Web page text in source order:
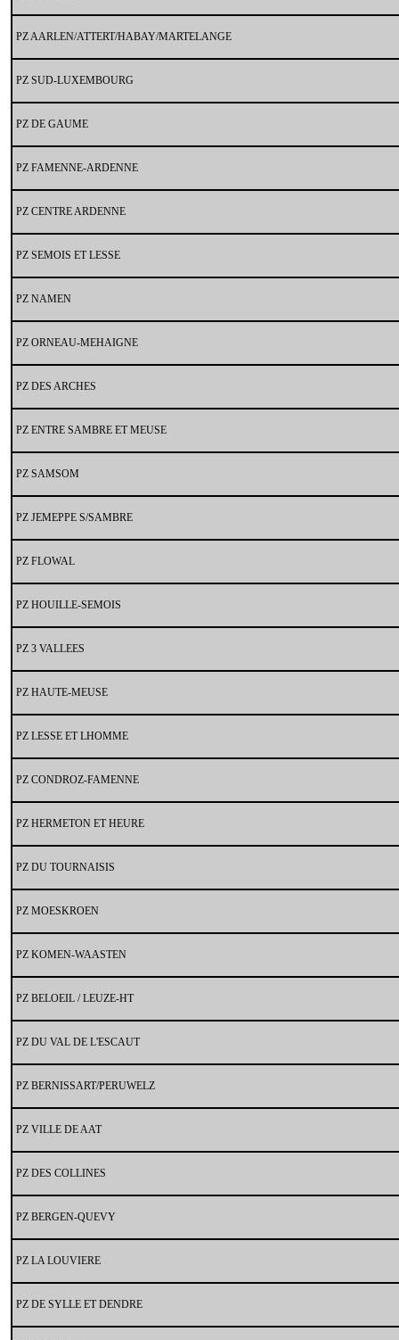
PZ AARLEN/ATTERT/HABAY/MARTELANGE
PZ SUD-LUXEMBOURG
PZ DE GAUME
PZ FAMENNE-ARDENNE
PZ CENTRE ARDENNE
PZ SEMOIS ET LESSE
PZ NAMEN
PZ ORNEAU-MEHAIGNE
PZ DES ARCHES
PZ ENTRE SAMBRE ET MEUSE
PZ SAMSOM
PZ JEMEPPE S/SAMBRE
PZ FLOWAL
PZ HOUILLE-SEMOIS
PZ 3 VALLEES
PZ HAUTE-MEUSE
PZ LESSE ET LHOMME
PZ CONDROZ-FAMENNE
PZ HERMETON ET HEURE
PZ DU TOURNAISIS
PZ MOESKROEN
PZ KOMEN-WAASTEN
PZ BELOEIL / LEUZE-HT
PZ DU VAL DE L'ESCAUT
PZ BERNISSART/PERUWELZ
PZ VILLE DE AAT
PZ DES COLLINES
PZ BERGEN-QUEVY
PZ LA LOUVIERE
PZ DE SYLLE ET DENDRE